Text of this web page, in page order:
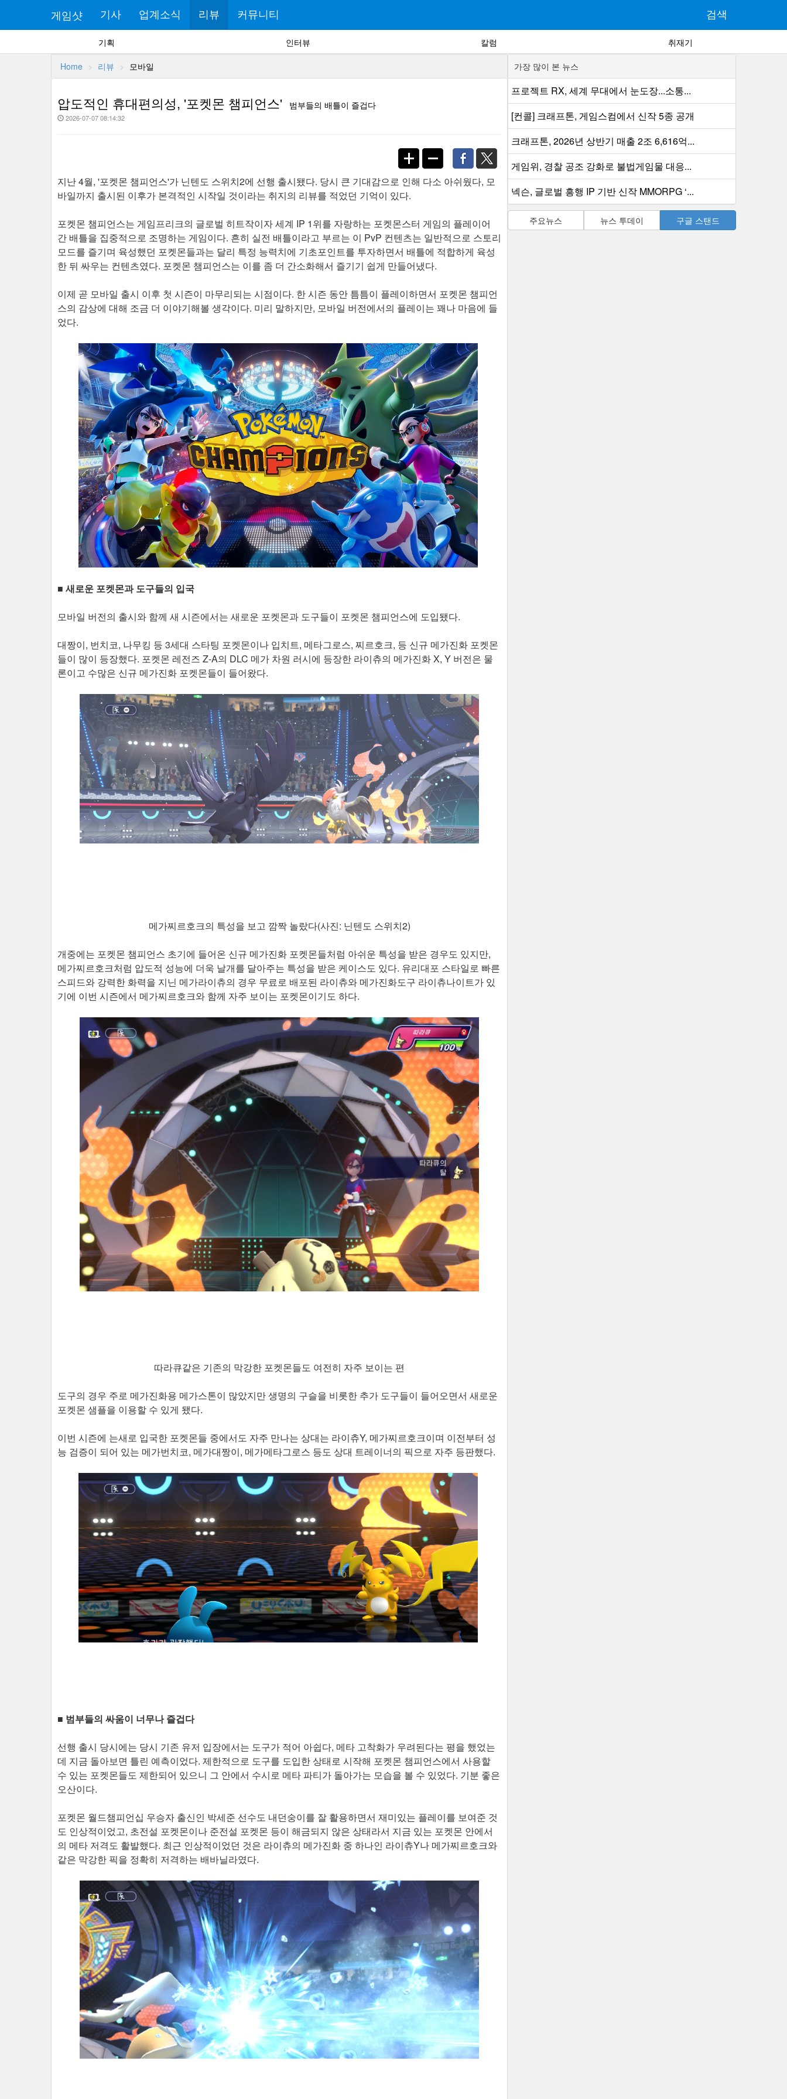
게임샷 기사 업계소식 리뷰 커뮤니티 검색
기획 인터뷰 칼럼 취재기
Home 리뷰 모바일
압도적인 휴대편의성, '포켓몬 챔피언스' 범부들의 배틀이 즐겁다
2026-07-07 08:14:32
지난 4월, '포켓몬 챔피언스'가 닌텐도 스위치2에 선행 출시됐다. 당시 큰 기대감으로 인해 다소 아쉬웠다, 모
바일까지 출시된 이후가 본격적인 시작일 것이라는 취지의 리뷰를 적었던 기억이 있다.
포켓몬 챔피언스는 게임프리크의 글로벌 히트작이자 세계 IP 1위를 자랑하는 포켓몬스터 게임의 플레이어
간 배틀을 집중적으로 조명하는 게임이다. 흔히 실전 배틀이라고 부르는 이 PvP 컨텐츠는 일반적으로 스토리
모드를 즐기며 육성했던 포켓몬들과는 달리 특정 능력치에 기초포인트를 투자하면서 배틀에 적합하게 육성
한 뒤 싸우는 컨텐츠였다. 포켓몬 챔피언스는 이를 좀 더 간소화해서 즐기기 쉽게 만들어냈다.
이제 곧 모바일 출시 이후 첫 시즌이 마무리되는 시점이다. 한 시즌 동안 틈틈이 플레이하면서 포켓몬 챔피언
스의 감상에 대해 조금 더 이야기해볼 생각이다. 미리 말하지만, 모바일 버전에서의 플레이는 꽤나 마음에 들
었다.
■ 새로운 포켓몬과 도구들의 입국
모바일 버전의 출시와 함께 새 시즌에서는 새로운 포켓몬과 도구들이 포켓몬 챔피언스에 도입됐다.
대짱이, 번치코, 나무킹 등 3세대 스타팅 포켓몬이나 입치트, 메타그로스, 찌르호크, 등 신규 메가진화 포켓몬
들이 많이 등장했다. 포켓몬 레전즈 Z-A의 DLC 메가 차원 러시에 등장한 라이츄의 메가진화 X, Y 버전은 물
론이고 수많은 신규 메가진화 포켓몬들이 들어왔다.
메가찌르호크의 특성을 보고 깜짝 놀랐다(사진: 닌텐도 스위치2)
개중에는 포켓몬 챔피언스 초기에 들어온 신규 메가진화 포켓몬들처럼 아쉬운 특성을 받은 경우도 있지만,
메가찌르호크처럼 압도적 성능에 더욱 날개를 달아주는 특성을 받은 케이스도 있다. 유리대포 스타일로 빠른
스피드와 강력한 화력을 지닌 메가라이츄의 경우 무료로 배포된 라이츄와 메가진화도구 라이츄나이트가 있
기에 이번 시즌에서 메가찌르호크와 함께 자주 보이는 포켓몬이기도 하다.
따라큐같은 기존의 막강한 포켓몬들도 여전히 자주 보이는 편
도구의 경우 주로 메가진화용 메가스톤이 많았지만 생명의 구슬을 비롯한 추가 도구들이 들어오면서 새로운
포켓몬 샘플을 이용할 수 있게 됐다.
이번 시즌에 는새로 입국한 포켓몬들 중에서도 자주 만나는 상대는 라이츄Y, 메가찌르호크이며 이전부터 성
능 검증이 되어 있는 메가번치코, 메가대짱이, 메가메타그로스 등도 상대 트레이너의 픽으로 자주 등판했다.
■ 범부들의 싸움이 너무나 즐겁다
선행 출시 당시에는 당시 기존 유저 입장에서는 도구가 적어 아쉽다, 메타 고착화가 우려된다는 평을 했었는
데 지금 돌아보면 틀린 예측이었다. 제한적으로 도구를 도입한 상태로 시작해 포켓몬 챔피언스에서 사용할
수 있는 포켓몬들도 제한되어 있으니 그 안에서 수시로 메타 파티가 돌아가는 모습을 볼 수 있었다. 기분 좋은
오산이다.
포켓몬 월드챔피언십 우승자 출신인 박세준 선수도 내던숭이를 잘 활용하면서 재미있는 플레이를 보여준 것
도 인상적이었고, 초전설 포켓몬이나 준전설 포켓몬 등이 해금되지 않은 상태라서 지금 있는 포켓몬 안에서
의 메타 저격도 활발했다. 최근 인상적이었던 것은 라이츄의 메가진화 중 하나인 라이츄Y나 메가찌르호크와
같은 막강한 픽을 정확히 저격하는 배바닐라였다.
가장 많이 본 뉴스
프로젝트 RX, 세계 무대에서 눈도장...소통...
[컨콜] 크래프톤, 게임스컴에서 신작 5종 공개
크래프톤, 2026년 상반기 매출 2조 6,616억...
게임위, 경찰 공조 강화로 불법게임물 대응...
넥슨, 글로벌 흥행 IP 기반 신작 MMORPG ‘...
주요뉴스 뉴스 투데이 구글 스탠드